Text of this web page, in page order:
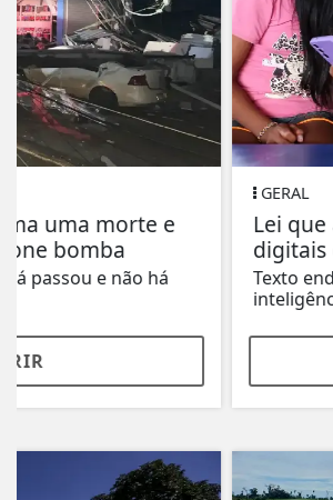
Lei que aumenta punição a
digitais contra crianças é
Texto endurece pena em caso de